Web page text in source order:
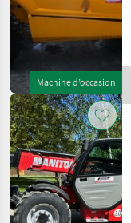
Machine d’occasion